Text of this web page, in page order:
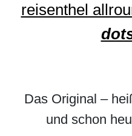
reisenthel
Das Original –
und schon